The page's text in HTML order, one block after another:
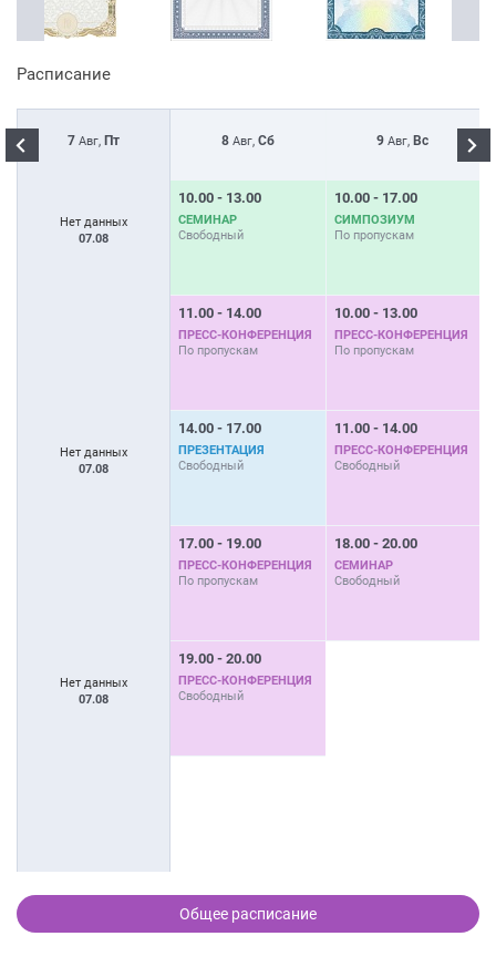
Расписание
7 Авг, Пт 8 Авг,Сб 9 Авг, Вс
Нет данных
07.08
Нет данных
07.08
Нет данных
07.08
10.00 - 13.00
СЕМИНАР
Свободный
11.00 - 14.00
ПРЕСС-КОНФЕРЕНЦИЯ
По пропускам
14.00 - 17.00
ПРЕЗЕНТАЦИЯ
Свободный
17.00 - 19.00
ПРЕСС-КОНФЕРЕНЦИЯ
По пропускам
19.00 - 20.00
ПРЕСС-КОНФЕРЕНЦИЯ
Свободный
10.00 - 17.00
СИМПОЗИУМ
По пропускам
10.00 - 13.00
ПРЕСС-КОНФЕРЕНЦИЯ
По пропускам
11.00 - 14.00
ПРЕСС-КОНФЕРЕНЦИЯ
Свободный
18.00 - 20.00
СЕМИНАР
Свободный
Общее расписание